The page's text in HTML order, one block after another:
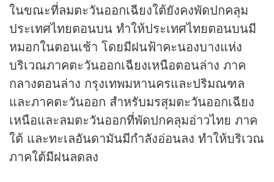
ในขณะที่ลมตะวันออกเฉียงใต้ยังคงพัดปกคลุม
ประเทศไทยตอนบน ทำให้ประเทศไทยตอนบนมี
หมอกในตอนเช้า โดยมีฝนฟ้าคะนองบางแห่ง
บริเวณภาคตะวันออกเฉียงเหนือตอนล่าง ภาค
กลางตอนล่าง กรุงเทพมหานครและปริมณฑล
และภาคตะวันออก สำหรับมรสุมตะวันออกเฉียง
เหนือและลมตะวันออกที่พัดปกคลุมอ่าวไทย ภาค
ใต้ และทะเลอันดามันมีกำลังอ่อนลง ทำให้บริเวณ
ภาคใต้มีฝนลดลง